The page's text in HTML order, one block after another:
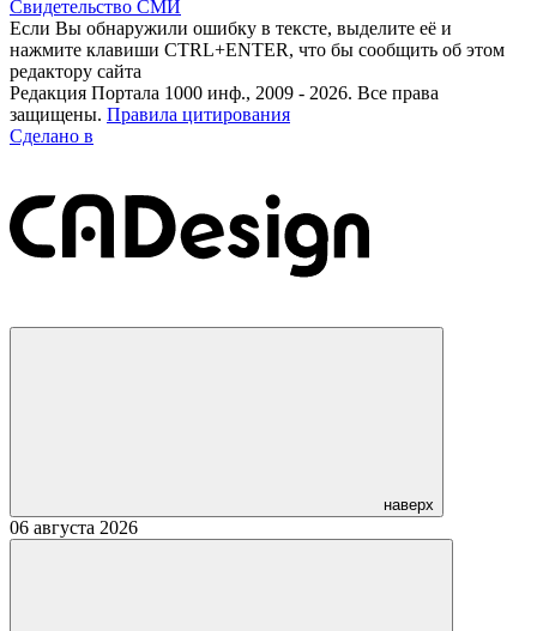
Свидетельство СМИ
Если Вы обнаружили ошибку в тексте, выделите её и
нажмите клавиши CTRL+ENTER, что бы сообщить об этом
редактору сайта
Редакция Портала 1000 инф., 2009 - 2026. Все права
защищены. Правила цитирования
Сделано в
наверх
06 августа 2026